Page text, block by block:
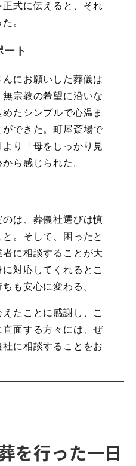
式に伝えると、それ
。
ト
にお願いした葬儀は
宗教の希望に沿いな
たシンプルで心温ま
できた。町屋斎場で
り「母をしっかり見
ら感じられた。
は、葬儀社選びは慎
。そして、困ったと
に相談することが大
対応してくれるとこ
も安心に変わる。
えたことに感謝し、こ
面する方々には、ぜ
に相談することをお
を行った一日